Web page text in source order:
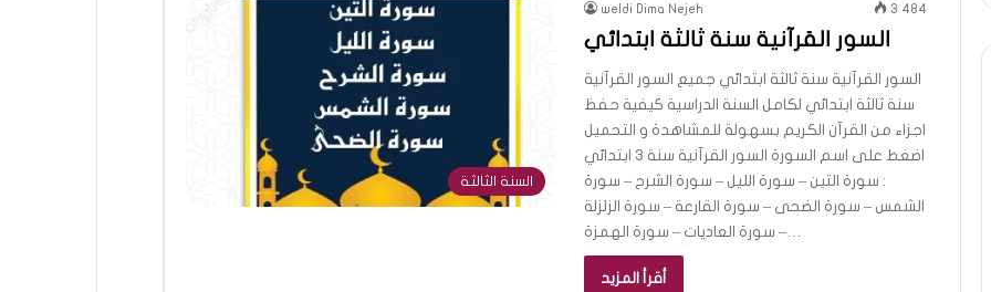
السنة الثالثة
weldi Dima Nejeh 3 484
السور القرآنية سنة ثالثة ابتدائي
السور القرآنية سنة ثالثة ابتدائي جميع السور القرآنية
سنة ثالثة ابتدائي لكامل السنة الدراسية كيفية حفظ
اجزاء من القرآن الكريم بسهولة للمشاهدة و التحميل
اضغط على اسم السورة السور القرآنية سنة 3 ابتدائي
: سورة التين – سورة الليل – سورة الشرح – سورة
الشمس – سورة الضحى – سورة القارعة – سورة الزلزلة
– سورة العاديات – سورة الهمزة…
أقرأ المزيد